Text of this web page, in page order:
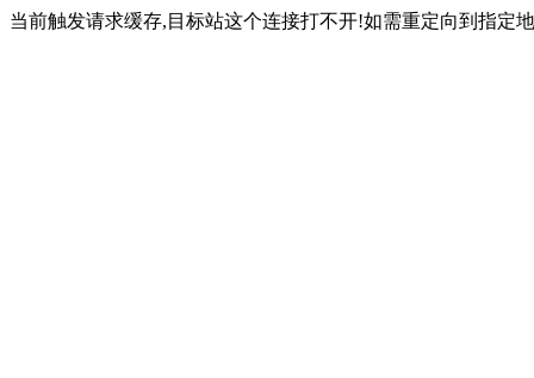
当前触发请求缓存,目标站这个连接打不开!如需重定向到指定